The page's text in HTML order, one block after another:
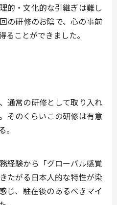
的・文化的な引継ぎは難し
の研修のお陰で、心の事前
ことができました。
通常の研修として取り入れ
そのくらいこの研修は有意
経験から「グローバル感覚
たがる日本人的な特性が染
じ、駐在後のあるべきマイ